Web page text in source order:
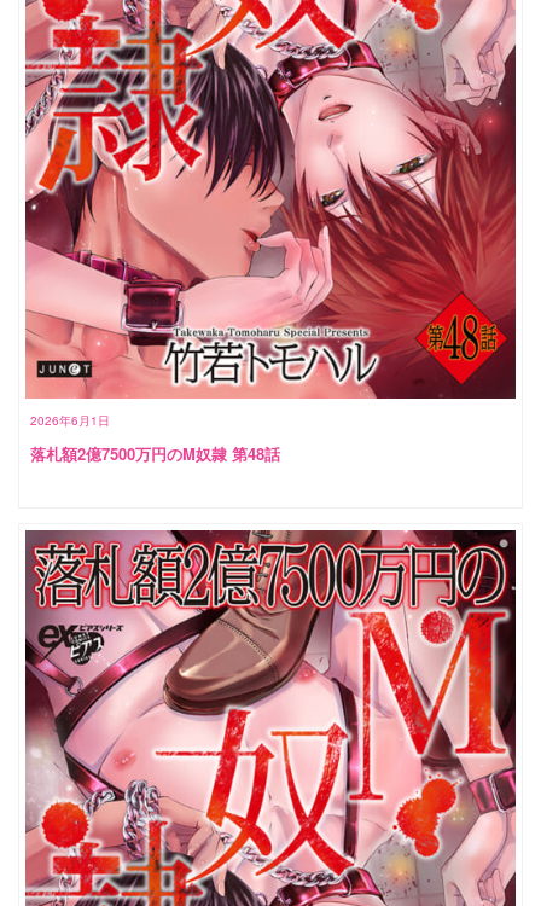
2026年6月1日
落札額2億7500万円のM奴隷 第48話